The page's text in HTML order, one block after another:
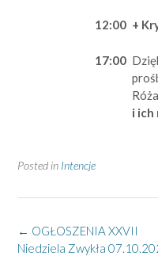
12:00 +
17:00
i ich
Posted in Intencje
Post
navigation
← OGŁOSZENIA XXVII
Niedziela Zwykła